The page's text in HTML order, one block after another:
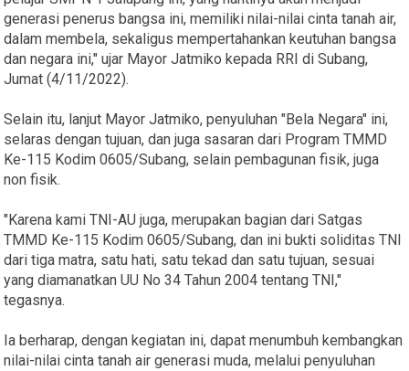
generasi penerus bangsa ini, memiliki nilai-nilai cinta tanah air,
dalam membela, sekaligus mempertahankan keutuhan bangsa
dan negara ini," ujar Mayor Jatmiko kepada RRI di Subang,
Jumat (4/11/2022).
Selain itu, lanjut Mayor Jatmiko, penyuluhan "Bela Negara" ini,
selaras dengan tujuan, dan juga sasaran dari Program TMMD
Ke-115 Kodim 0605/Subang, selain pembagunan fisik, juga
non fisik.
"Karena kami TNI-AU juga, merupakan bagian dari Satgas
TMMD Ke-115 Kodim 0605/Subang, dan ini bukti soliditas TNI
dari tiga matra, satu hati, satu tekad dan satu tujuan, sesuai
yang diamanatkan UU No 34 Tahun 2004 tentang TNI,"
tegasnya.
Ia berharap, dengan kegiatan ini, dapat menumbuh kembangkan
nilai-nilai cinta tanah air generasi muda, melalui penyuluhan